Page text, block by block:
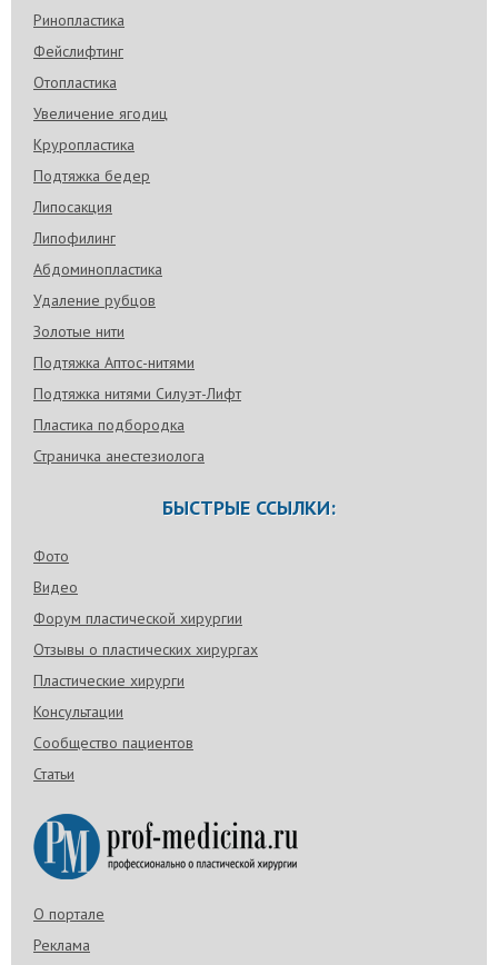
Ринопластика
Фейслифтинг
Отопластика
Увеличение ягодиц
Круропластика
Подтяжка бедер
Липосакция
Липофилинг
Абдоминопластика
Удаление рубцов
Золотые нити
Подтяжка Аптос-нитями
Подтяжка нитями Силуэт-Лифт
Пластика подбородка
Страничка анестезиолога
БЫСТРЫЕ ССЫЛКИ:
Фото
Видео
Форум пластической хирургии
Отзывы о пластических хирургах
Пластические хирурги
Консультации
Сообщество пациентов
Статьи
О портале
Реклама